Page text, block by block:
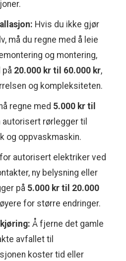
Hvis du ikke gjør
må du regne med å leie
og montering,
på 20.000 kr til 60.000 kr,
og kompleksiteten.
regne med 5.000 kr til
autorisert rørlegger til
og oppvaskmaskin.
autorisert elektriker ved
ny belysning eller
på 5.000 kr til 20.000
for større endringer.
Å fjerne det gamle
avfallet til
koster tid eller